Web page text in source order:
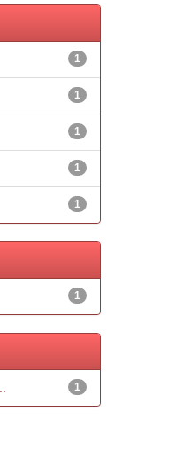
1
1
1
1
1
1
1